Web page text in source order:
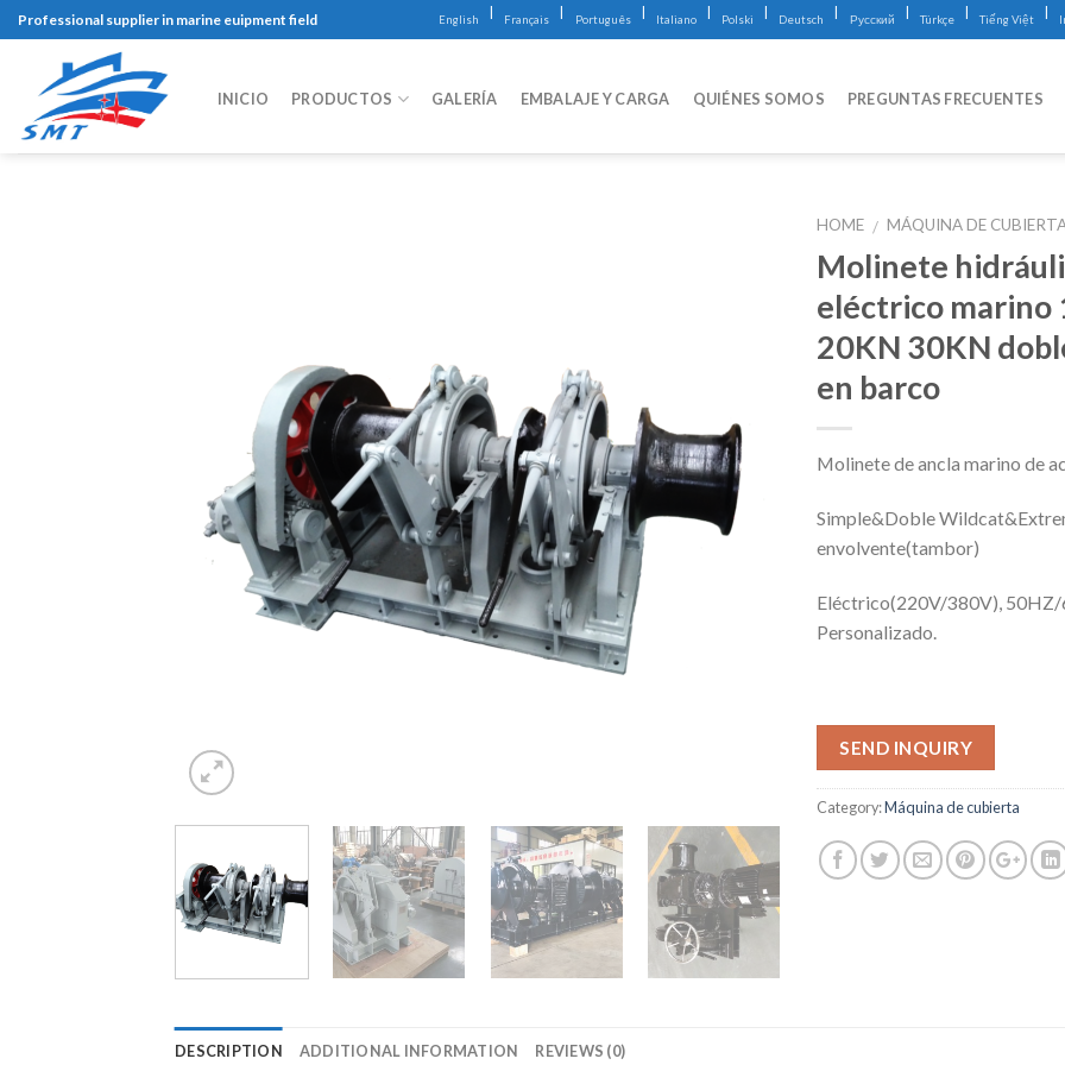
Skip
to
content
Professional supplier in marine euipment field English | Français | Português | Italiano | Polski | Deutsch | Русский | Türkçe | Tiếng Việt |
INICIO PRODUCTOS GALERÍA EMBALAJE Y CARGA QUIÉNES SOMOS PREGUNTAS FRECUENTES
HOME / MÁQUINA DE
Molinete
eléctrico marino
20KN 30KN
en barco
Molinete de ancla marino de
Simple&Doble
envolvente(tambor)
Eléctrico(220V/380V),
Personalizado.
SEND INQUIRY
Category:Máquina de cubierta
DESCRIPTION ADDITIONAL INFORMATION REVIEWS (0)